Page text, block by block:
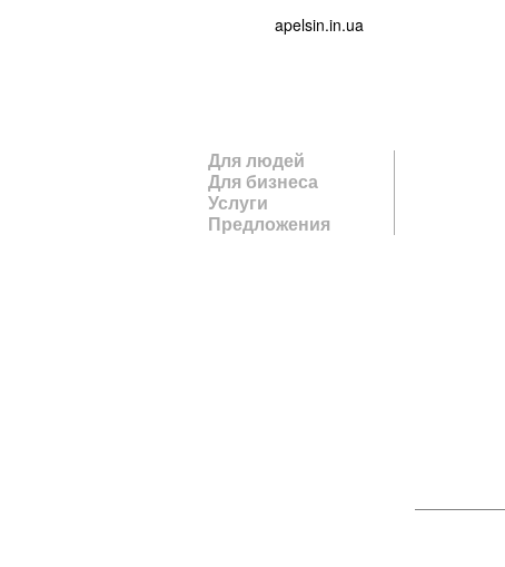
apelsin.in.ua
Для людей
Для бизнеса
Услуги
Предложения